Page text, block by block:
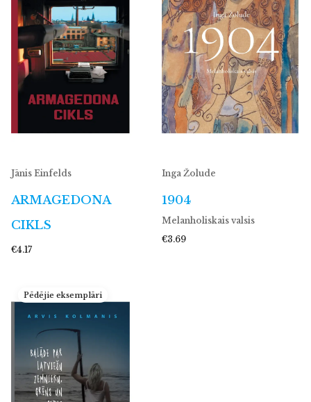
Jānis Einfelds
ARMAGEDONA
CIKLS
€4.17
Inga Žolude
1904
Melanholiskais valsis
€3.69
Pēdējie eksemplāri